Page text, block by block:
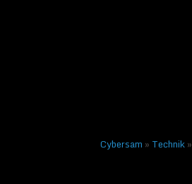
Cybersam » Technik»